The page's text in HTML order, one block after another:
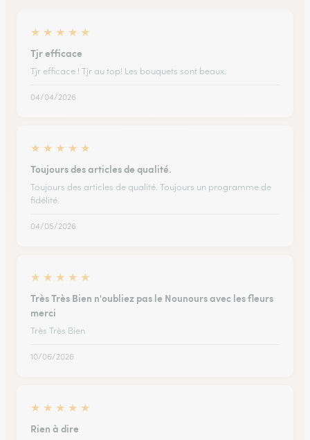
★ ★ ★ ★ ★
Tjr efficace
Tjr efficace ! Tjr au top! Les bouquets sont beaux.
04/04/2026
★ ★ ★ ★ ★
Toujours des articles de qualité.
Toujours des articles de qualité. Toujours un programme de
fidélité.
04/05/2026
★ ★ ★ ★ ★
Très Très Bien n'oubliez pas le Nounours avec les fleurs
merci
Très Très Bien
10/06/2026
★ ★ ★ ★ ★
Rien à dire